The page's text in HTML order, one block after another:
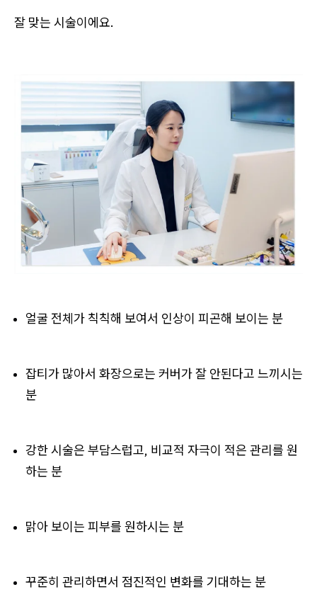
잘 맞는 시술이에요.
얼굴 전체가 칙칙해 보여서 인상이 피곤해 보이는 분
잡티가 많아서 화장으로는 커버가 잘 안된다고 느끼시는
분
강한 시술은 부담스럽고, 비교적 자극이 적은 관리를 원
하는 분
맑아 보이는 피부를 원하시는 분
꾸준히 관리하면서 점진적인 변화를 기대하는 분